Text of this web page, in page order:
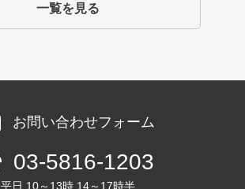
一覧を見る
お問い合わせフォーム
03-5816-1203
平日 10～13時 14～17時半